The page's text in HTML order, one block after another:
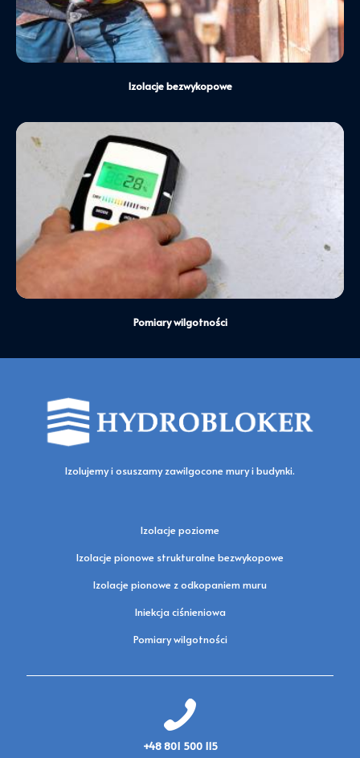
Dowiedz się więcej
Izolacje bezwykopowe
Pomiary wilgotności oraz ekspertyzy związane z
zawilgoceniem budynków oraz przyczyną ich
powstania.
Dowiedz się więcej
Pomiary wilgotności
Izolujemy i osuszamy zawilgocone mury i budynki.
Izolacje poziome
Izolacje pionowe strukturalne bezwykopowe
Izolacje pionowe z odkopaniem muru
Iniekcja ciśnieniowa
Pomiary wilgotności
+48 801 500 115